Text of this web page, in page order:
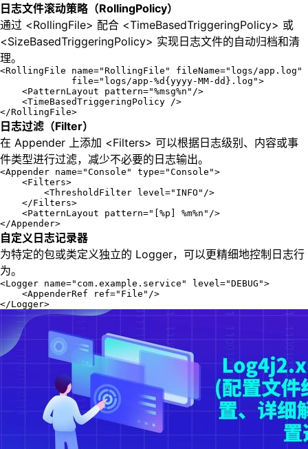
日志文件滚动策略（RollingPolicy）
通过 <RollingFile> 配合 <TimeBasedTriggeringPolicy> 或
<SizeBasedTriggeringPolicy> 实现日志文件的自动归档和清
理。
<RollingFile name="RollingFile" fileName="logs/app.log"
file="logs/app-%d{yyyy-MM-dd}.log">
<PatternLayout pattern="%msg%n"/>
<TimeBasedTriggeringPolicy />
</RollingFile>
日志过滤（Filter）
在 Appender 上添加 <Filters> 可以根据日志级别、内容或事
件类型进行过滤，减少不必要的日志输出。
<Appender name="Console" type="Console">
<Filters>
<ThresholdFilter level="INFO"/>
</Filters>
<PatternLayout pattern="[%p] %m%n"/>
</Appender>
自定义日志记录器
为特定的包或类定义独立的 Logger，可以更精细地控制日志行
为。
<Logger name="com.example.service" level="DEBUG">
<AppenderRef ref="File"/>
</Logger>